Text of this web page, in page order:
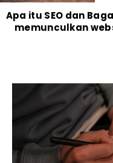
Apa itu SEO dan
memunculkan